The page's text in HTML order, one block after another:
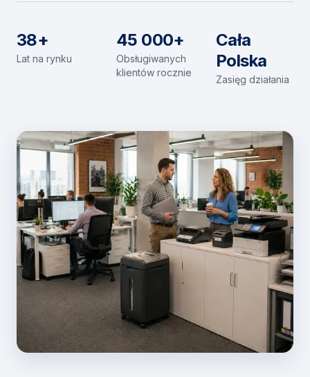
38+
Lat na rynku
45 000+
Obsługiwanych
klientów rocznie
Cała
Polska
Zasięg działania